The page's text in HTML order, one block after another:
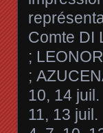
Comte DI
;
;
10, 14
11, 13